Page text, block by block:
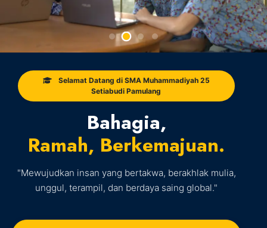
Selamat Datang di SMA Muhammadiyah 25
Setiabudi Pamulang
Bahagia,
Ramah, Berkemajuan.
"Mewujudkan insan yang bertakwa, berakhlak mulia,
unggul, terampil, dan berdaya saing global."